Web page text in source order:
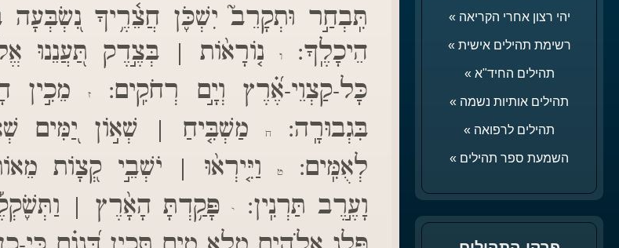
יהי רצון אחרי הקריאה »
רשימת תהילים אישית »
תהילים החיד"א »
תהילים אותיות נשמה »
תהילים לרפואה »
השמעת ספר תהילים »
תִּֽבְחַ֣ר וּתְקָרֵב֮ יִשְׁכֹּ֪ן חֲצֵ֫רֶ֥יךָ
הֵיכָלֶֽךָ:
ו
נ֤וֹרָא֨וֹת | בְּצֶ֣דֶק תַּ֭עֲנֵנוּ
כָּל-קַצְוֵי-אֶ֝֗רֶץ וְיָ֣ם רְחֹקִֽים:
זמֵכִ֣ין
בִּגְבוּרָֽה:ח
מַשְׁבִּ֤יחַ | שְׁא֣וֹן יַ֭מִּים
לְאֻמִּֽים:
טוַיִּ֤ירְא֨וּ | יֹשְׁבֵ֣י קְ֭צָוֹת
וָעֶ֣רֶב תַּרְנִֽין:
יפָּקַ֥דְתָּ הָאָ֨רֶץ |